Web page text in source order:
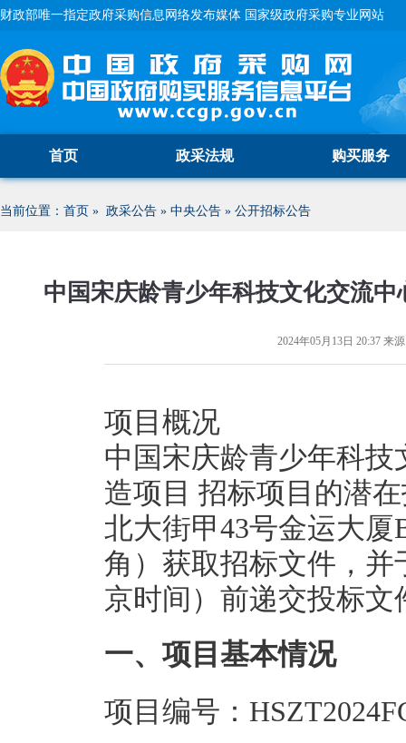
财政部唯一指定政府采购信息网络发布媒体 国家级政府采购专业网站
首页 政采法规 购买服务
当前位置： 首页 » 政采公告 » 中央公告 » 公开招标公告
中国宋庆龄青少年科技文化交流
2024年05月13日 20:37 来
项目概况
中国宋庆龄青少年科
造项目 招标项目的潜
北大街甲43号金运大厦
角）获取招标文件，并
京时间）前递交投标文
一、项目基本情况
项目编号：